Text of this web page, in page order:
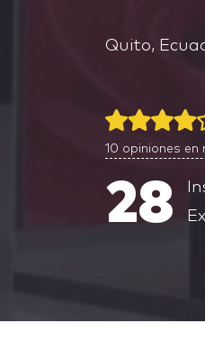
Quito,
10 opiniones en
28